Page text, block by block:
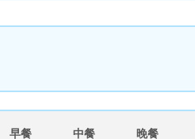
早餐 中餐 晚餐